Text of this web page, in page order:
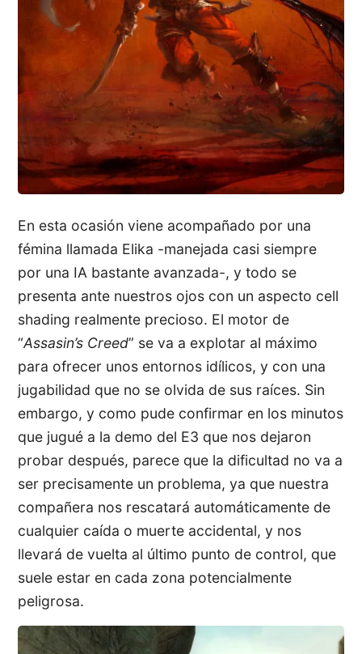
En esta ocasión viene acompañado por una
fémina llamada Elika -manejada casi siempre
por una IA bastante avanzada-, y todo se
presenta ante nuestros ojos con un aspecto cell
shading realmente precioso. El motor de
“Assasin’s Creed” se va a explotar al máximo
para ofrecer unos entornos idílicos, y con una
jugabilidad que no se olvida de sus raíces. Sin
embargo, y como pude confirmar en los minutos
que jugué a la demo del E3 que nos dejaron
probar después, parece que la dificultad no va a
ser precisamente un problema, ya que nuestra
compañera nos rescatará automáticamente de
cualquier caída o muerte accidental, y nos
llevará de vuelta al último punto de control, que
suele estar en cada zona potencialmente
peligrosa.